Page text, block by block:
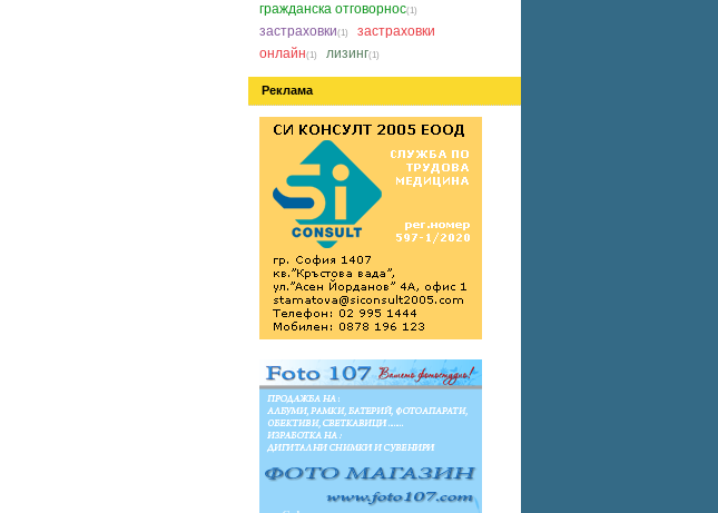
гражданска отговорнос(1)
застраховки(1)
застраховки
онлайн(1) лизинг(1)
Реклама